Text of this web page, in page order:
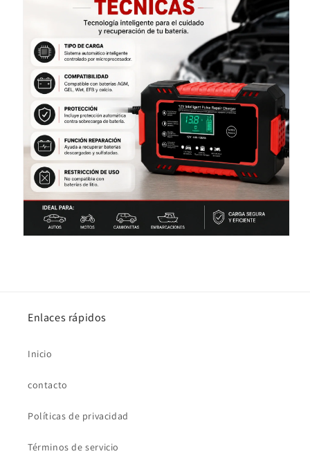
Enlaces rápidos
Inicio
contacto
Políticas de privacidad
Términos de servicio